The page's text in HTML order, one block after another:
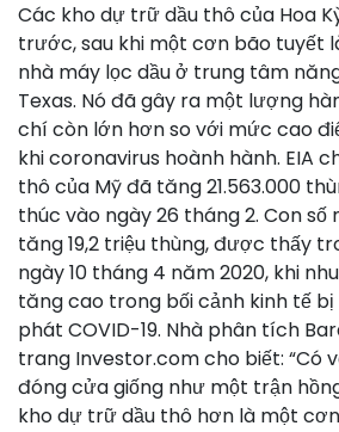
Các kho dự trữ dầu thô của Hoa
trước, sau khi một cơn bão tuyết
nhà máy lọc dầu ở trung tâm
Texas. Nó đã gây ra một lượng
chí còn lớn hơn so với mức cao
khi coronavirus hoành hành. EIA
thô của Mỹ đã tăng 21.563.000
thúc vào ngày 26 tháng 2. Con
tăng 19,2 triệu thùng, được thấy
ngày 10 tháng 4 năm 2020, khi
tăng cao trong bối cảnh kinh tế
phát COVID-19. Nhà phân tích
trang Investor.com cho biết: “Có
đóng cửa giống như một trận
kho dự trữ dầu thô hơn là một